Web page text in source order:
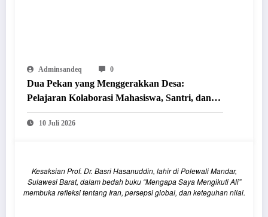
Adminsandeq 0
Dua Pekan yang Menggerakkan Desa:
Pelajaran Kolaborasi Mahasiswa, Santri, dan
Pemerintah Desa di Tonyaman
10 Juli 2026
Kesaksian Prof. Dr. Basri Hasanuddin, lahir di Polewali Mandar,
Sulawesi Barat, dalam bedah buku “Mengapa Saya Mengikuti Ali”
membuka refleksi tentang Iran, persepsi global, dan keteguhan nilai.